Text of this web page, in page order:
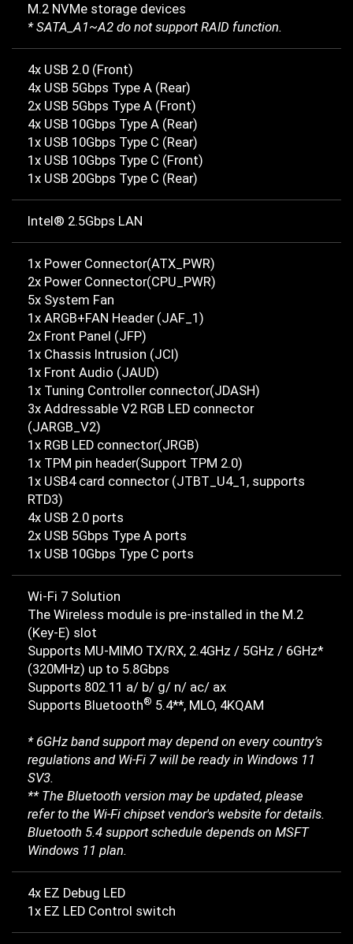
M.2 NVMe storage devices
* SATA_A1~A2 do not support RAID function.
4x USB 2.0 (Front)
4x USB 5Gbps Type A (Rear)
2x USB 5Gbps Type A (Front)
4x USB 10Gbps Type A (Rear)
1x USB 10Gbps Type C (Rear)
1x USB 10Gbps Type C (Front)
1x USB 20Gbps Type C (Rear)
Intel® 2.5Gbps LAN
1x Power Connector(ATX_PWR)
2x Power Connector(CPU_PWR)
5x System Fan
1x ARGB+FAN Header (JAF_1)
2x Front Panel (JFP)
1x Chassis Intrusion (JCI)
1x Front Audio (JAUD)
1x Tuning Controller connector(JDASH)
3x Addressable V2 RGB LED connector
(JARGB_V2)
1x RGB LED connector(JRGB)
1x TPM pin header(Support TPM 2.0)
1x USB4 card connector (JTBT_U4_1, supports
RTD3)
4x USB 2.0 ports
2x USB 5Gbps Type A ports
1x USB 10Gbps Type C ports
Wi-Fi 7 Solution
The Wireless module is pre-installed in the M.2
(Key-E) slot
Supports MU-MIMO TX/RX, 2.4GHz / 5GHz / 6GHz*
(320MHz) up to 5.8Gbps
Supports 802.11 a/ b/ g/ n/ ac/ ax
Supports Bluetooth® 5.4**, MLO, 4KQAM
* 6GHz band support may depend on every country’s
regulations and Wi-Fi 7 will be ready in Windows 11
SV3.
** The Bluetooth version may be updated, please
refer to the Wi-Fi chipset vendor's website for details.
Bluetooth 5.4 support schedule depends on MSFT
Windows 11 plan.
4x EZ Debug LED
1x EZ LED Control switch